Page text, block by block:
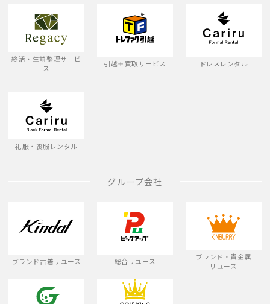
終活・生前整理サービ
ス
引越＋買取サービス ドレスレンタル
礼服・喪服レンタル
グループ会社
ブランド古着リユース 総合リユース
ブランド・貴金属
リユース